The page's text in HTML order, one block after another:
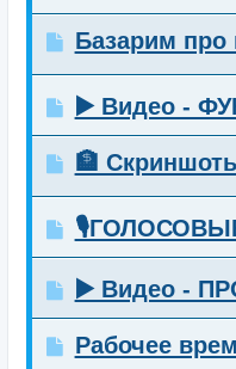
Базарим про
▶️ Видео -
🏦
▶️ Видео -
Рабочее